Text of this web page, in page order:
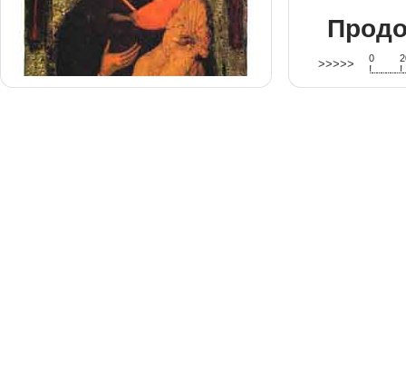
>>>>> 0
!...................!...